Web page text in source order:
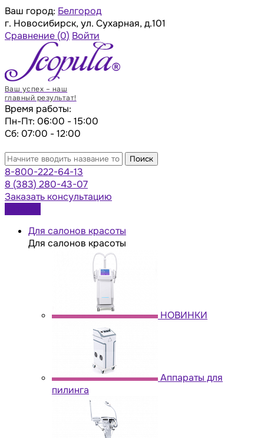
Ваш город: Белгород
г. Новосибирск, ул. Сухарная, д.101
Сравнение (0) Войти
Ваш успех – наш
главный результат!
Время работы:
Пн-Пт: 06:00 - 15:00
Сб: 07:00 - 12:00
Поиск
8-800-222-64-13
8 (383) 280-43-07
Заказать консультацию
Для салонов красоты
Для салонов красоты
НОВИНКИ
Аппараты для
пилинга